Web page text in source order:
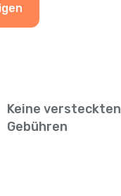
Keine versteckten
Gebühren